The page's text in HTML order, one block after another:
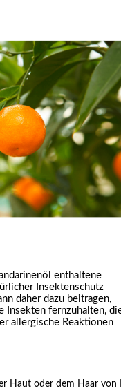
enthaltene
Insektenschutz
daher dazu beitragen,
Insekten fernzuhalten,
allergische Reaktionen
Haut oder dem Haar